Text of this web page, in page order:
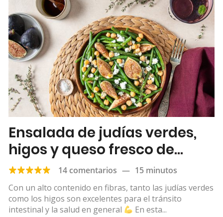
Ensalada de judías verdes,
higos y queso fresco de
cabra
14 comentarios — 15 minutos
Con un alto contenido en fibras, tanto las judías verdes
como los higos son excelentes para el tránsito
intestinal y la salud en general
En esta...